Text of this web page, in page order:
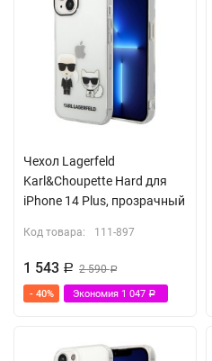
Чехол Lagerfeld
Karl&Choupette Hard для
iPhone 14 Plus, прозрачный
Код товара: 111-897
1 543 Р 2 590Р
- 40% Экономия 1 047 Р